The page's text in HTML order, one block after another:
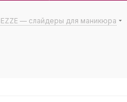
— слайдеры для маникюра